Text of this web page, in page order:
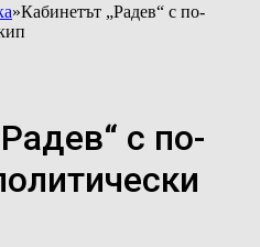
»Кабинетът „Радев“ с по-
с по-